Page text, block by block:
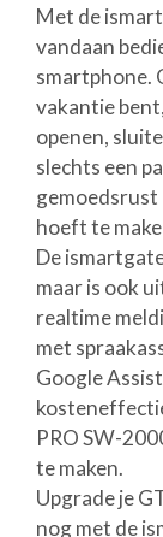
Met de
vandaan
smartphone.
vakantie
openen,
slechts een
gemoedsrust
hoeft te
De
maar is ook
realtime
met
Google
PRO SW-
te maken.
Upgrade je
nog met de